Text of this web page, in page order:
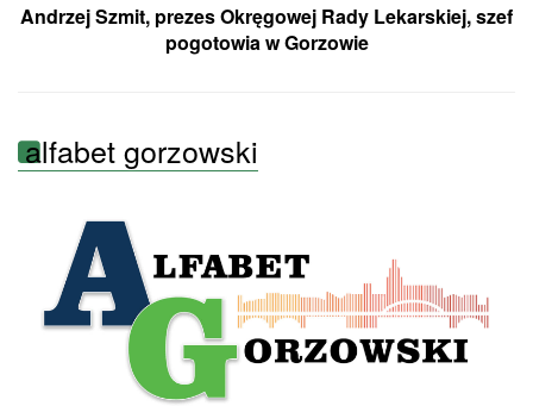
Andrzej Szmit, prezes Okręgowej Rady Lekarskiej, szef
pogotowia w Gorzowie
alfabet gorzowski